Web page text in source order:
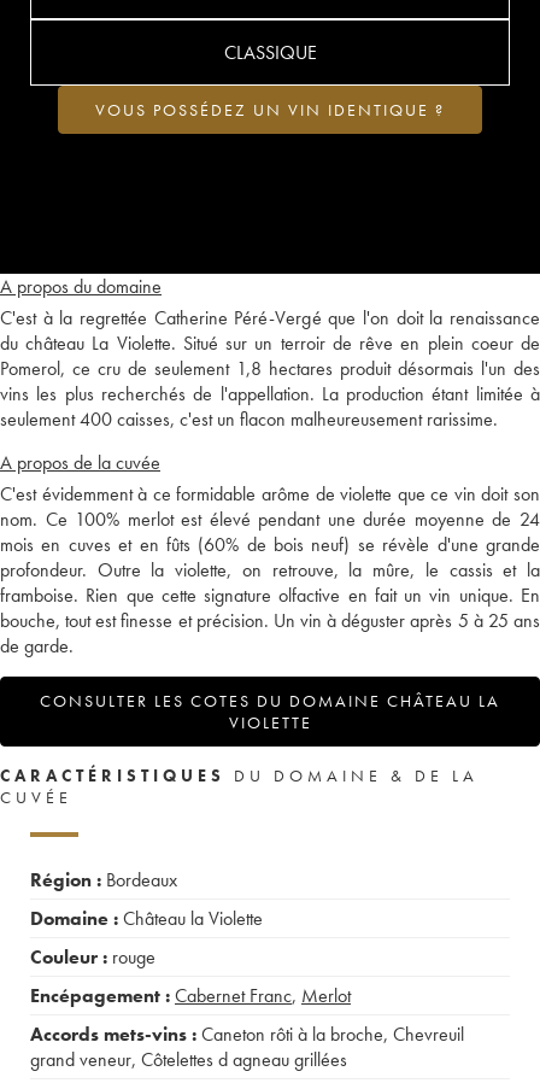
A propos du domaine
C'est à la regrettée Catherine Péré-Vergé que l'on doit la renaissance
du château La Violette. Situé sur un terroir de rêve en plein coeur de
Pomerol, ce cru de seulement 1,8 hectares produit désormais l'un des
vins les plus recherchés de l'appellation. La production étant limitée à
seulement 400 caisses, c'est un flacon malheureusement rarissime.
A propos de la cuvée
C'est évidemment à ce formidable arôme de violette que ce vin doit son
nom. Ce 100% merlot est élevé pendant une durée moyenne de 24
mois en cuves et en fûts (60% de bois neuf) se révèle d'une grande
profondeur. Outre la violette, on retrouve, la mûre, le cassis et la
framboise. Rien que cette signature olfactive en fait un vin unique. En
bouche, tout est finesse et précision. Un vin à déguster après 5 à 25 ans
de garde.
CONSULTER LES COTES DU DOMAINE CHÂTEAU LA
VIOLETTE
CLASSIQUE
VOUS POSSÉDEZ UN VIN IDENTIQUE ?
CARACTÉRISTIQUES
DU DOMAINE & DE LA
CUVÉE
Région : Bordeaux
Domaine :Château la Violette
Couleur : rouge
Encépagement :Cabernet Franc, Merlot
Accords mets-vins :Caneton rôti à la broche, Chevreuil
grand veneur, Côtelettes d agneau grillées